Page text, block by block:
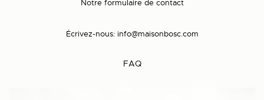
Notre formulaire de contact
Écrivez-nous: info@maisonbosc.com
FAQ